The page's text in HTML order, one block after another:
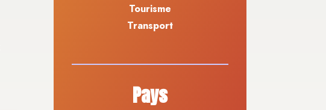
Tourisme
Transport
Pays